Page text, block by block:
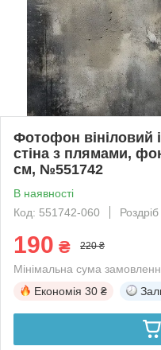
Фотофон вініловий
стіна з плямами,
см, №551742
В наявності
Код: 551742-060
Роздріб
190 ₴ 220 ₴
Мінімальна сума
Економія 30 ₴